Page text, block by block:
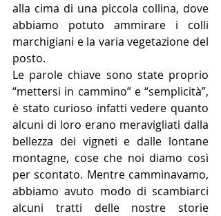
alla cima di una piccola collina, dove
abbiamo potuto ammirare i colli
marchigiani e la varia vegetazione del
posto.
Le parole chiave sono state proprio
“mettersi in cammino” e “semplicità”,
è stato curioso infatti vedere quanto
alcuni di loro erano meravigliati dalla
bellezza dei vigneti e dalle lontane
montagne, cose che noi diamo così
per scontato. Mentre camminavamo,
abbiamo avuto modo di scambiarci
alcuni tratti delle nostre storie